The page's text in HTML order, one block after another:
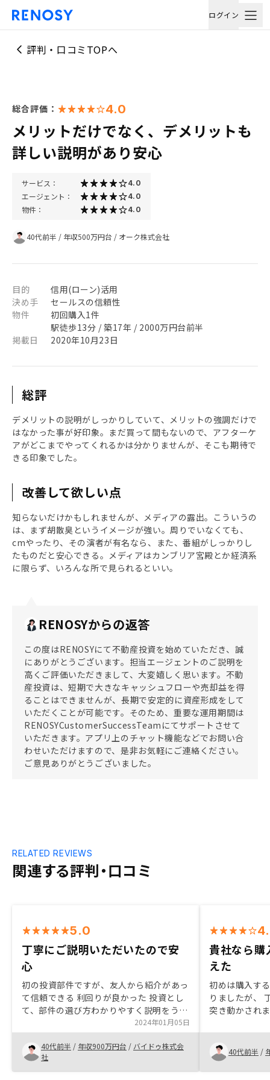
ログイン
評判・口コミTOPへ
総合評価： 4.0
メリットだけでなく、デメリットも
詳しい説明があり安心
サービス： 4.0
エージェント： 4.0
物件： 4.0
40代前半 / 年収500万円台 / オーク株式会社
目的
信用(ローン)活用
決め手
セールスの信頼性
物件
初回購入1件
駅徒歩13分 / 築17年 / 2000万円台前半
掲載日
2020年10月23日
総評
デメリットの説明がしっかりしていて、メリットの強調だけで
はなかった事が好印象。まだ買って間もないので、アフターケ
アがどこまでやってくれるかは分かりませんが、そこも期待で
きる印象でした。
改善して欲しい点
知らないだけかもしれませんが、メディアの露出。こういうの
は、まず胡散臭というイメージが強い。周りでいなくても、
cmやったり、その演者が有名なら、また、番組がしっかりし
たものだと安心できる。メディアはカンブリア宮殿とか経済系
に限らず、いろんな所で見られるといい。
RENOSYからの返答
この度はRENOSYにて不動産投資を始めていただき、誠
にありがとうございます。担当エージェントのご説明を
高くご評価いただきまして、大変嬉しく思います。不動
産投資は、短期で大きなキャッシュフローや売却益を得
ることはできませんが、長期で安定的に資産形成をして
いただくことが可能です。そのため、重要な運用期間は
RENOSYCustomerSuccessTeamにてサポートさせて
いただきます。アプリ上のチャット機能などでお問い合
わせいただけますので、是非お気軽にご連絡ください。
ご意見ありがとうございました。
関連する評判・口コミ
RELATED REVIEWS
5.0
丁寧にご説明いただいたので安
心
初の投資部件ですが、友人から紹介があっ
て信頼できる 利回りが良かった 投資とし
て、部件の選び方わかりやすく説明をうけ
た 部件選びからローン審査対応、管理、
最後申告書類が一貫性ができるのでラク
投資として知識が得られた
2024年01月05日
40代前半 / 年収900万円台 / バイドゥ株式会
社
貴社なら購
えた
初めは購入す
りましたが、
突き動かされ
うことが 出来
願いします。
40代前半 /